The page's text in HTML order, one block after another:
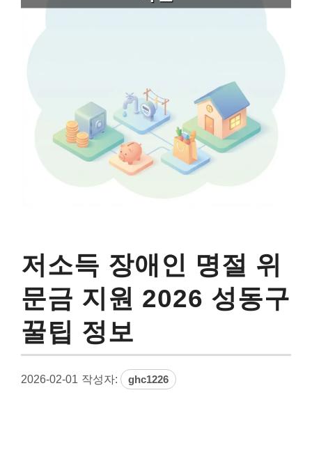
저소득 장애인 명절 위
문금 지원 2026 성동구
꿀팁 정보
2026-02-01 작성자: ghc1226